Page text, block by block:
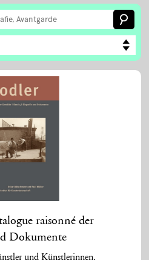
raisonné der
Dokumente
und Künstlerinnen,